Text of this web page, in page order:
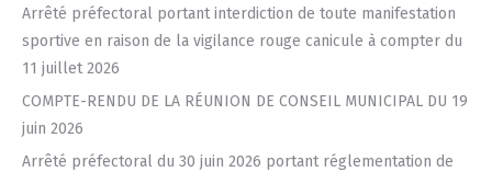
Arrêté préfectoral portant interdiction de toute manifestation
sportive en raison de la vigilance rouge canicule à compter du
11 juillet 2026
COMPTE-RENDU DE LA RÉUNION DE CONSEIL MUNICIPAL DU 19
juin 2026
Arrêté préfectoral du 30 juin 2026 portant réglementation de